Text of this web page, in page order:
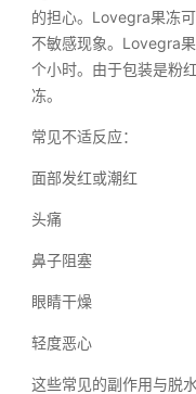
的担心。Lovegra果冻
不敏感现象。Lovegra
个小时。由于包装是粉
冻。
常见不适反应：
面部发红或潮红
头痛
鼻子阻塞
眼睛干燥
轻度恶心
这些常见的副作用与脱